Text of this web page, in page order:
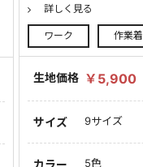
詳しく見る
ワーク 作業着
生地価格 ￥5,900
サイズ 9サイズ
カラー 5色